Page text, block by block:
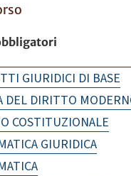
GIURIDICI DI BASE
DEL DIRITTO
COSTITUZIONALE
GIURIDICA